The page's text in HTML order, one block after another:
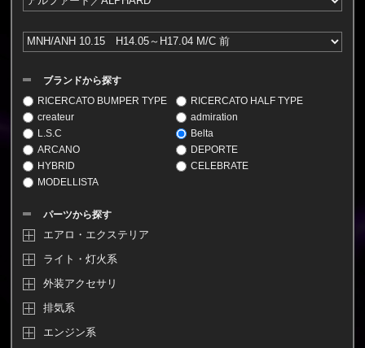
ブランドから探す
RICERCATO BUMPER TYPE
RICERCATO HALF TYPE
createur
admiration
L.S.C
Belta
ARCANO
DEPORTE
HYBRID
CELEBRATE
MODELLISTA
パーツから探す
エアロ・エクステリア
ライト・灯火系
外装アクセサリ
排気系
エンジン系